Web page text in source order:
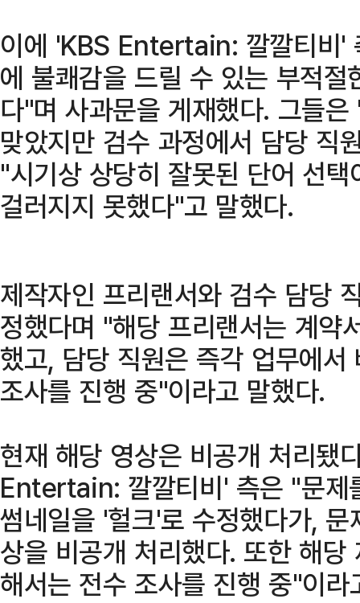
이에 'KBS Entertain: 깔깔티비'
에 불쾌감을 드릴 수 있는 부적
다"며 사과문을 게재했다. 그들
맞았지만 검수 과정에서 담당 직
"시기상 상당히 잘못된 단어 선
걸러지지 못했다"고 말했다.
제작자인 프리랜서와 검수 담당
정했다며 "해당 프리랜서는 계약
했고, 담당 직원은 즉각 업무에
조사를 진행 중"이라고 말했다.
현재 해당 영상은 비공개 처리됐
Entertain: 깔깔티비' 측은 "문제
썸네일을 '헐크'로 수정했다가,
상을 비공개 처리했다. 또한 해
해서는 전수 조사를 진행 중"이라